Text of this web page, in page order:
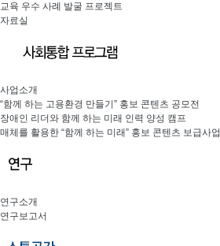
교육 우수 사례 발굴 프로젝트
자료실
사업소개
“함께 하는 고용환경 만들기” 홍보 콘텐츠 공모전
장애인 리더와 함께 하는 미래 인력 양성 캠프
매체를 활용한 “함께 하는 미래” 홍보 콘텐츠 보급사업
연구소개
연구보고서